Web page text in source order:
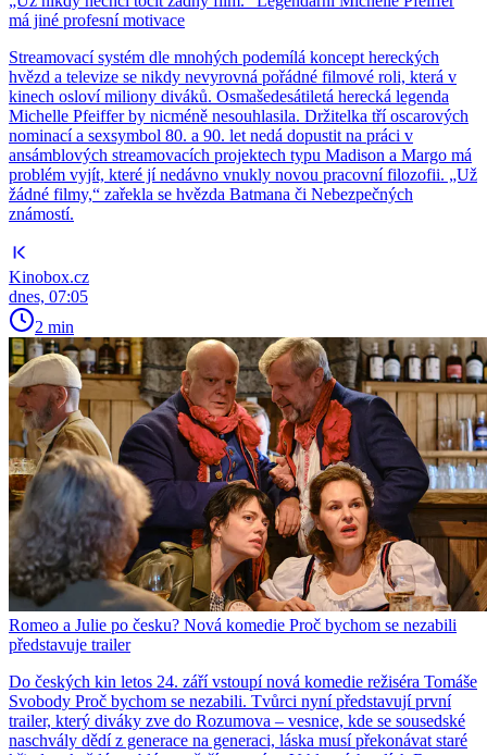
má jiné profesní motivace
Streamovací systém dle mnohých podemílá koncept hereckých
hvězd a televize se nikdy nevyrovná pořádné filmové roli, která v
kinech osloví miliony diváků. Osmašedesátiletá herecká legenda
Michelle Pfeiffer by nicméně nesouhlasila. Držitelka tří oscarových
nominací a sexsymbol 80. a 90. let nedá dopustit na práci v
ansámblových streamovacích projektech typu Madison a Margo má
problém vyjít, které jí nedávno vnukly novou pracovní filozofii. „Už
žádné filmy,“ zařekla se hvězda Batmana či Nebezpečných
známostí.
Kinobox.cz
dnes, 07:05
2 min
Romeo a Julie po česku? Nová komedie Proč bychom se nezabili
představuje trailer
Do českých kin letos 24. září vstoupí nová komedie režiséra Tomáše
Svobody Proč bychom se nezabili. Tvůrci nyní představují první
trailer, který diváky zve do Rozumova – vesnice, kde se sousedské
naschvály dědí z generace na generaci, láska musí překonávat staré